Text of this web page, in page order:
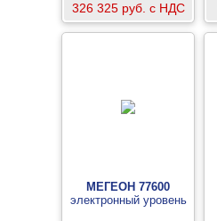
326 325 руб. с НДС
МЕГЕОН 77600
электронный уровень